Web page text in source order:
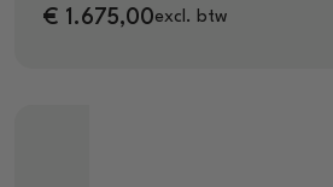
€ 1.675,00excl. btw